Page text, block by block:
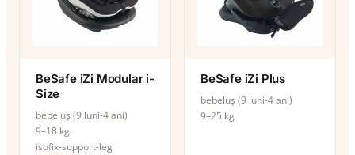
BeSafe iZi Modular i-
Size
bebeluș (9 luni-4 ani)
9–18 kg
isofix-support-leg
BeSafe iZi Plus
bebeluș (9 luni-4 ani)
9–25 kg